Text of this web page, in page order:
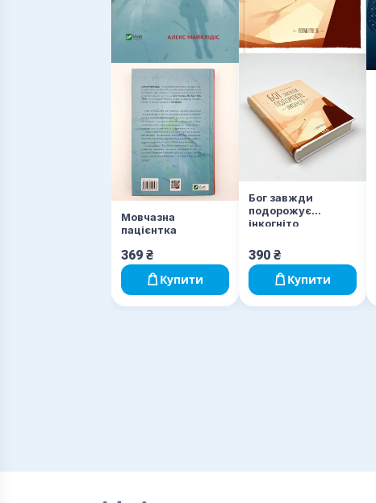
Мовчазна
пацієнтка
369 ₴
Купити
Бог завжди
подорожує
інкогніто
390 ₴
Купити